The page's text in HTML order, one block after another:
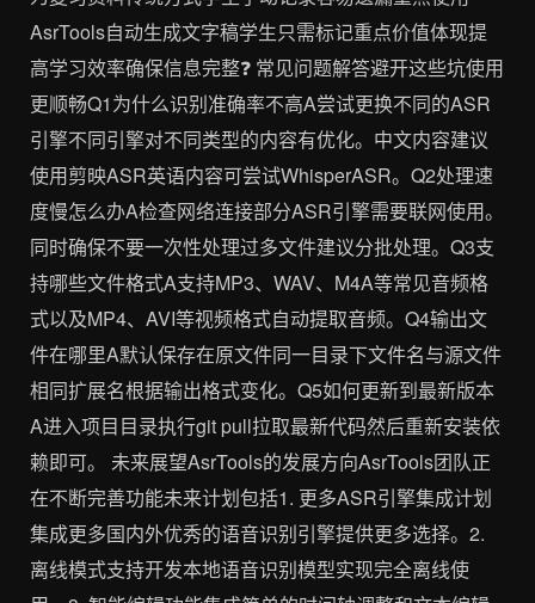
AsrTools自动生成文字稿学生只需标记重点价值体现提
高学习效率确保信息完整❓ 常见问题解答避开这些坑使用
更顺畅Q1为什么识别准确率不高A尝试更换不同的ASR
引擎不同引擎对不同类型的内容有优化。中文内容建议
使用剪映ASR英语内容可尝试WhisperASR。Q2处理速
度慢怎么办A检查网络连接部分ASR引擎需要联网使用。
同时确保不要一次性处理过多文件建议分批处理。Q3支
持哪些文件格式A支持MP3、WAV、M4A等常见音频格
式以及MP4、AVI等视频格式自动提取音频。Q4输出文
件在哪里A默认保存在原文件同一目录下文件名与源文件
相同扩展名根据输出格式变化。Q5如何更新到最新版本
A进入项目目录执行git pull拉取最新代码然后重新安装依
赖即可。 未来展望AsrTools的发展方向AsrTools团队正
在不断完善功能未来计划包括1. 更多ASR引擎集成计划
集成更多国内外优秀的语音识别引擎提供更多选择。2.
离线模式支持开发本地语音识别模型实现完全离线使